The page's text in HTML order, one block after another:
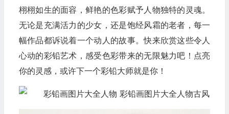
栩栩如生的面容，鲜艳的色彩赋予人物独特的灵魂。
无论是充满活力的少女，还是饱经风霜的老者，每一
幅作品都诉说着一个动人的故事。快来欣赏这些令人
心动的彩铅艺术，感受色彩带来的无限魅力吧！点亮
你的灵感，或许下一个彩铅大师就是你！